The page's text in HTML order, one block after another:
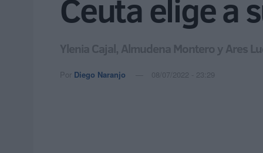
Ceuta elige a
Ylenia Cajal, Almudena Montero y Ares
Por Diego Naranjo 08/07/2022 - 23:29